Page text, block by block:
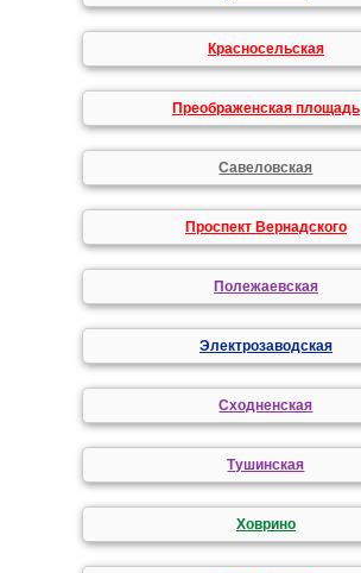
Красносельская
Преображенская площадь
Савеловская
Проспект Вернадского
Полежаевская
Электрозаводская
Сходненская
Тушинская
Ховрино